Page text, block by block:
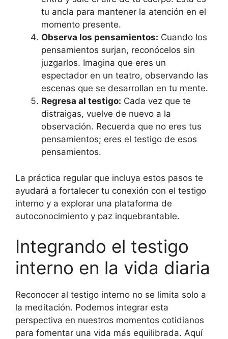
tu ancla para mantener la atención en el
momento presente.
Observa los pensamientos: Cuando los
pensamientos surjan, reconócelos sin
juzgarlos. Imagina que eres un
espectador en un teatro, observando las
escenas que se desarrollan en tu mente.
Regresa al testigo: Cada vez que te
distraigas, vuelve de nuevo a la
observación. Recuerda que no eres tus
pensamientos; eres el testigo de esos
pensamientos.
La práctica regular que incluya estos pasos te
ayudará a fortalecer tu conexión con el testigo
interno y a explorar una plataforma de
autoconocimiento y paz inquebrantable.
Integrando el testigo
interno en la vida diaria
Reconocer al testigo interno no se limita solo a
la meditación. Podemos integrar esta
perspectiva en nuestros momentos cotidianos
para fomentar una vida más equilibrada. Aquí